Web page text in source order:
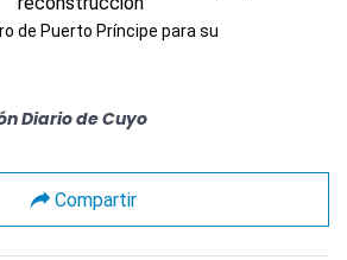
de Puerto Príncipe para su
Diario de Cuyo
Compartir